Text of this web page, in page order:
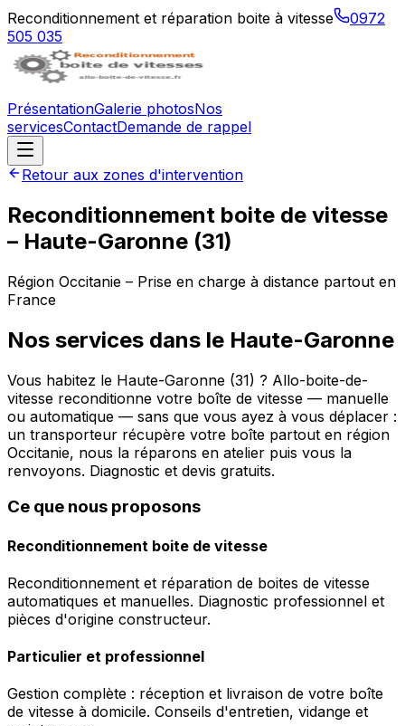
Reconditionnement et réparation boite à vitesse
0972
505 035
PrésentationGalerie photosNos
servicesContactDemande de rappel
Retour aux zones d'intervention
Reconditionnement boite de vitesse
– Haute-Garonne (31)
Région Occitanie – Prise en charge à distance partout en
France
Nos services dans le Haute-Garonne
Vous habitez le Haute-Garonne (31) ? Allo-boite-de-
vitesse reconditionne votre boîte de vitesse — manuelle
ou automatique — sans que vous ayez à vous déplacer :
un transporteur récupère votre boîte partout en région
Occitanie, nous la réparons en atelier puis vous la
renvoyons. Diagnostic et devis gratuits.
Ce que nous proposons
Reconditionnement boite de vitesse
Reconditionnement et réparation de boites de vitesse
automatiques et manuelles. Diagnostic professionnel et
pièces d'origine constructeur.
Particulier et professionnel
Gestion complète : réception et livraison de votre boîte
de vitesse à domicile. Conseils d'entretien, vidange et